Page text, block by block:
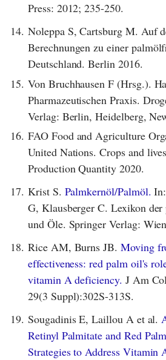
Press: 2012; 235-250.
14. Noleppa S, Cartsburg M. Auf
Berechnungen zu einer
Deutschland. Berlin 2016.
15. Von Bruchhausen F (Hrsg.).
Pharmazeutischen Praxis.
Verlag: Berlin, Heidelberg,
16. FAO Food and Agriculture
United Nations. Crops and
Production Quantity 2020.
17. Krist S. Palmkernöl/Palmöl.
G, Klausberger C. Lexikon
und Öle. Springer Verlag:
18. Rice AM, Burns JB. Moving
effectiveness: red palm oil's
vitamin A deficiency. J Am
29(3 Suppl):302S-313S.
19. Sougadinis E, Laillou A et al.
Retinyl Palmitate and Red
Strategies to Address Vitamin